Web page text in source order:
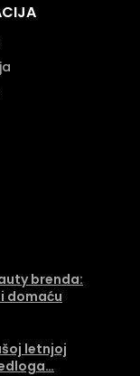
brenda:
domaću
letnjoj